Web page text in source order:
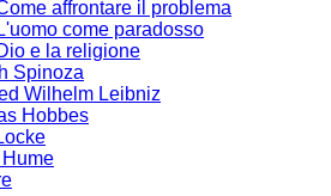
affrontare il problema
L'uomo come paradosso
e la religione
Spinoza
Wilhelm Leibniz
Hobbes